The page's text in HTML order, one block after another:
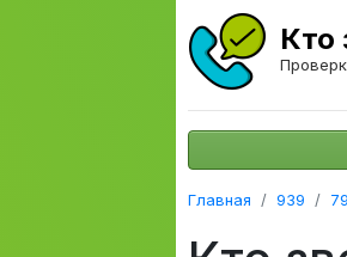
Кто
Главная 939